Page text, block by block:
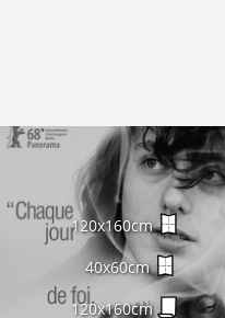
120x160cm
40x60cm
120x160cm